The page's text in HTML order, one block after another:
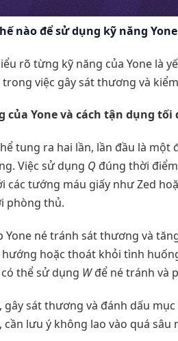
nào để sử dụng kỹ năng
rõ từng kỹ năng của Yone là
việc gây sát thương và
Yone và cách tận dụng
tung ra hai lần, lần đầu là
Việc sử dụng Q đúng thời
các tướng máu giấy như Zed
phòng thủ.
Yone né tránh sát thương và
hoặc thoát khỏi tình
thể sử dụng Wđể né tránh và
gây sát thương và đánh dấu
lưu ý không lao vào quá